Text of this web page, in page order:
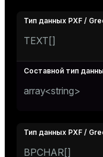
TEXT[]
array<string>
BPCHAR[]